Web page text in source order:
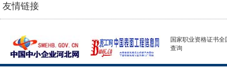
友情链接
国家职业资格证书全
查询